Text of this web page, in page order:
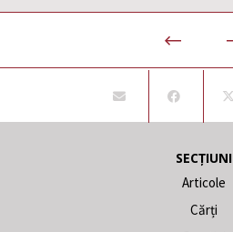
SECȚIUNI
Articole
Cărți